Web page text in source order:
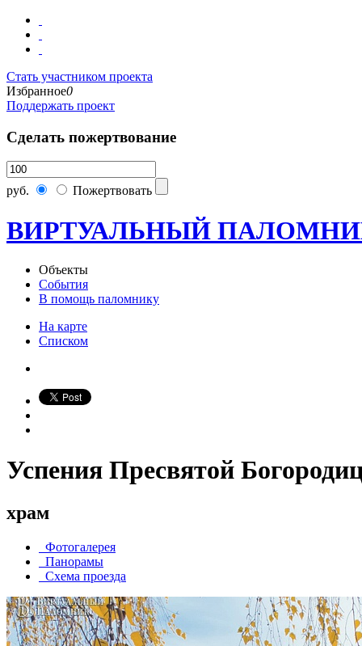
Стать участником проекта
Избранное0
Поддержать проект
Сделать пожертвование
руб. Пожертвовать
ВИРТУАЛЬНЫЙ
Объекты
События
В помощь паломнику
На карте
Списком
Успения Пресвятой
храм
Фотогалерея
Панорамы
Схема проезда